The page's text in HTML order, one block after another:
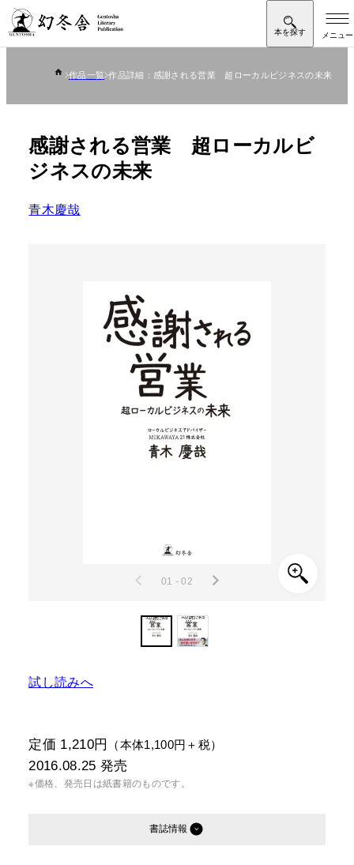
作品一覧 作品詳細：感謝される営業 超ローカルビジネスの未来
感謝される営業 超ローカルビ
ジネスの未来
青木慶哉
01 - 02
試し読みへ
定価 1,210円 （本体1,100円＋税）
2016.08.25 発売
※価格、発売日は紙書籍のものです。
書誌情報